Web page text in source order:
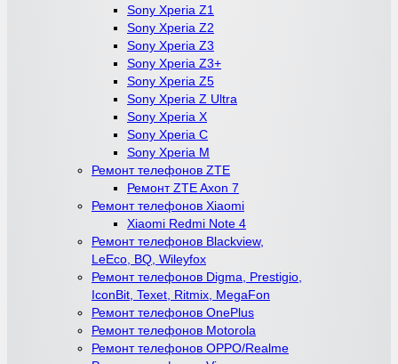
Sony Xperia Z1
Sony Xperia Z2
Sony Xperia Z3
Sony Xperia Z3+
Sony Xperia Z5
Sony Xperia Z Ultra
Sony Xperia X
Sony Xperia C
Sony Xperia M
Ремонт телефонов ZTE
Ремонт ZTE Axon 7
Ремонт телефонов Xiaomi
Xiaomi Redmi Note 4
Ремонт телефонов Blackview,
LeEco, BQ, Wileyfox
Ремонт телефонов Digma, Prestigio,
IconBit, Texet, Ritmix, MegaFon
Ремонт телефонов OnePlus
Ремонт телефонов Motorola
Ремонт телефонов OPPO/Realme